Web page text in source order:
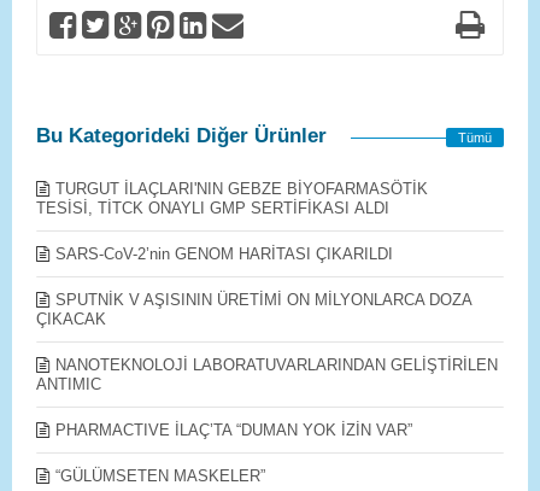
Tümü
Bu Kategorideki Diğer Ürünler
TURGUT İLAÇLARI'NIN GEBZE BİYOFARMASÖTİK
TESİSİ, TİTCK ONAYLI GMP SERTİFİKASI ALDI
SARS-CoV-2’nin GENOM HARİTASI ÇIKARILDI
SPUTNİK V AŞISININ ÜRETİMİ ON MİLYONLARCA DOZA
ÇIKACAK
​NANOTEKNOLOJİ LABORATUVARLARINDAN GELİŞTİRİLEN
ANTIMIC
PHARMACTIVE İLAÇ’TA “DUMAN YOK İZİN VAR”
“GÜLÜMSETEN MASKELER”